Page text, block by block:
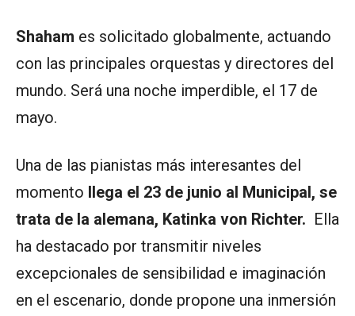
Shaham es solicitado globalmente, actuando
con las principales orquestas y directores del
mundo. Será una noche imperdible, el 17 de
mayo.
Una de las pianistas más interesantes del
momento llega el 23 de junio al Municipal, se
trata de la alemana, Katinka von Richter. Ella
ha destacado por transmitir niveles
excepcionales de sensibilidad e imaginación
en el escenario, donde propone una inmersión